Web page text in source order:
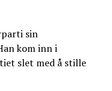
sin
kom inn i
slet med å stille